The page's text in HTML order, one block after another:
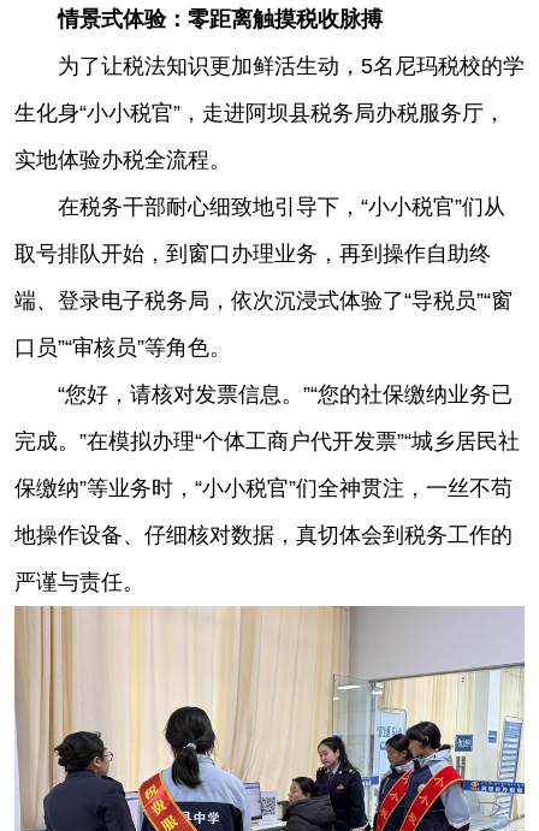
情景式体验：零距离触摸税收脉搏
为了让税法知识更加鲜活生动，5名尼玛税校的学
生化身“小小税官”，走进阿坝县税务局办税服务厅，
实地体验办税全流程。
在税务干部耐心细致地引导下，“小小税官”们从
取号排队开始，到窗口办理业务，再到操作自助终
端、登录电子税务局，依次沉浸式体验了“导税员”“窗
口员”“审核员”等角色。
“您好，请核对发票信息。”“您的社保缴纳业务已
完成。”在模拟办理“个体工商户代开发票”“城乡居民社
保缴纳”等业务时，“小小税官”们全神贯注，一丝不苟
地操作设备、仔细核对数据，真切体会到税务工作的
严谨与责任。